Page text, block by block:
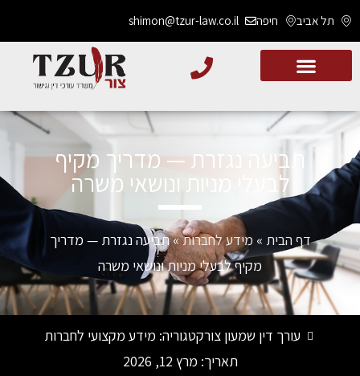
תל אביב חיפה shimon@tzur-law.co.il
תביעה נגזרת — מדריך מקיף
לבעלי מניות ונושאי משרה
דף הבית » מידע לחברות»תביעה נגזרת — מדריך
מקיף לבעלי מניות ונושאי משרה
עורך דין שמעון צורקטגוריה: מידע מקצועי לחברות
תאריך: מרץ 12, 2026